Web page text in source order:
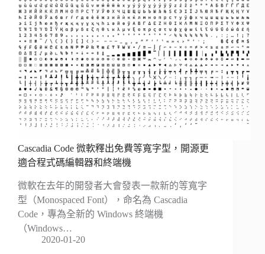
Cascadia Code 微軟釋出免費等寬字型，開源更
適合程式碼編輯器和終端機
微軟在去年的開發者大會發表一款新的等寬字
型（Monospaced Font），命名為 Cascadia
Code，專為全新的 Windows 終端機
（Windows…
2020-01-20